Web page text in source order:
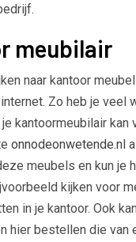
meubilair
naar kantoor
Zo heb je veel
kantoormeubilair kan
onnodeonwetende.nl
meubels en kun je
kijken voor
in je kantoor. Ook
hier bestellen die van